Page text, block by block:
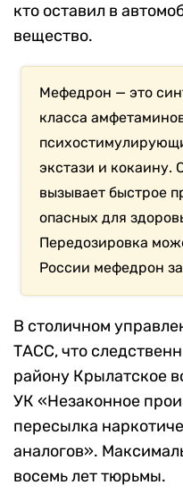
кто оставил в
вещество.
Мефедрон — это
класса
экстази и кокаину.
вызывает быстрое
опасных для
Передозировка
России мефедрон
В столичном
ТАСС, что
району Крылатское
УК «Незаконное
пересылка
аналогов».
восемь лет тюрьмы.